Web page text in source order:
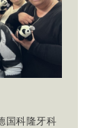
国科隆牙科